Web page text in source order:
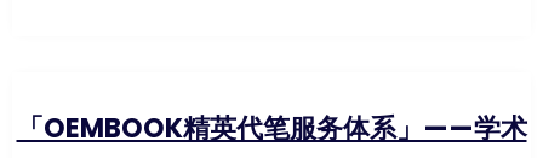
「OEMBOOK精英代笔服务体系」——学术